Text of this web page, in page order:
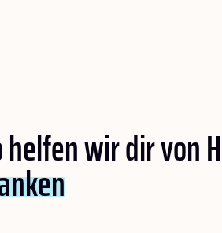
helfen wir dir von